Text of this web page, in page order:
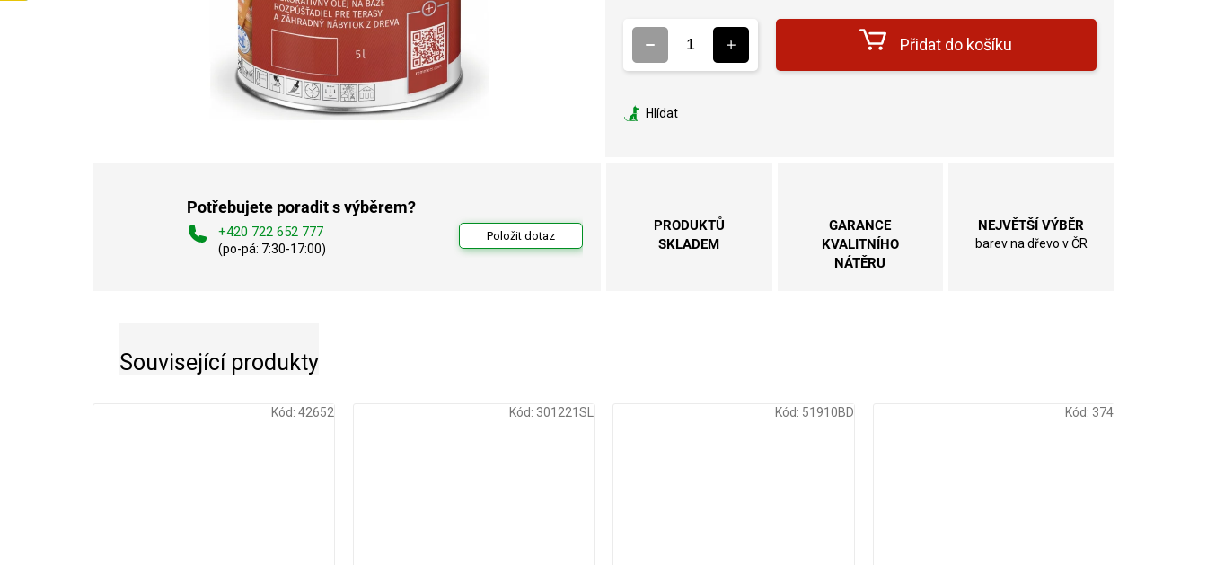
Přidat do košíku
Hlídat
Potřebujete poradit s výběrem?
+420 722 652 777
(po-pá: 7:30-17:00)
Položit dotaz
PRODUKTŮ
SKLADEM
GARANCE
KVALITNÍHO
NÁTĚRU
NEJVĚTŠÍ VÝBĚR
barev na dřevo v ČR
Související produkty
Kód: 42652 Kód: 301221SL Kód: 51910BD Kód: 374